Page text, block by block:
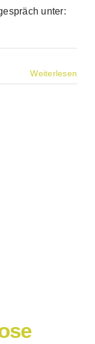
unter:
Weiterlesen